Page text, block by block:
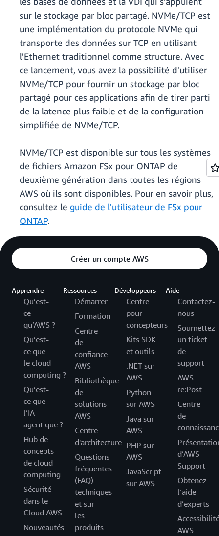
sur le stockage par bloc partagé. NVMe/TCP est
une implémentation du protocole NVMe qui
transporte des données sur TCP en utilisant
l'Ethernet traditionnel comme structure. Avec
ce lancement, vous avez la possibilité d'utiliser
NVMe/TCP pour fournir un stockage par bloc
partagé pour ces applications afin de tirer parti
de la latence plus faible et de la configuration
simplifiée de NVMe/TCP.
NVMe/TCP est disponible sur tous les systèmes
de fichiers Amazon FSx pour ONTAP de
deuxième génération dans toutes les régions
AWS où ils sont disponibles. Pour en savoir plus,
consultez le guide de l'utilisateur de FSx pour
ONTAP.
Créer un compte AWS
Apprendre
Qu’est-
ce
qu’AWS ?
Qu’est-
ce que
le cloud
computing ?
Qu’est-
ce que
l’IA
agentique ?
Hub de
concepts
de cloud
computing
Sécurité
dans le
Cloud AWS
Nouveautés
Ressources
Démarrer
Formation
Centre
de
confiance
AWS
Bibliothèque
de
solutions
AWS
Centre
d'architecture
Questions
fréquentes
(FAQ)
techniques
et sur
les
produits
Développeurs
Centre
pour
concepteurs
Kits SDK
et outils
.NET sur
AWS
Python
sur AWS
Java sur
AWS
PHP sur
AWS
JavaScript
sur AWS
Aide
Contactez-
nous
Soumettez
un ticket
de
support
AWS
re:Post
Centre
de
d’AWS
Support
Obtenez
l’aide
d’experts
Accessibilité
AWS